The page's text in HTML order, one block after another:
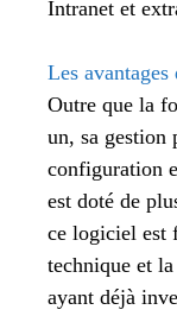
Intranet et
Les
Outre que la
un, sa gestion
configuration
est doté de
ce logiciel est
technique et
ayant déjà